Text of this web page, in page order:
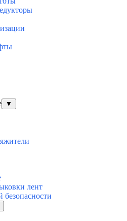
▼
лент
безопасности